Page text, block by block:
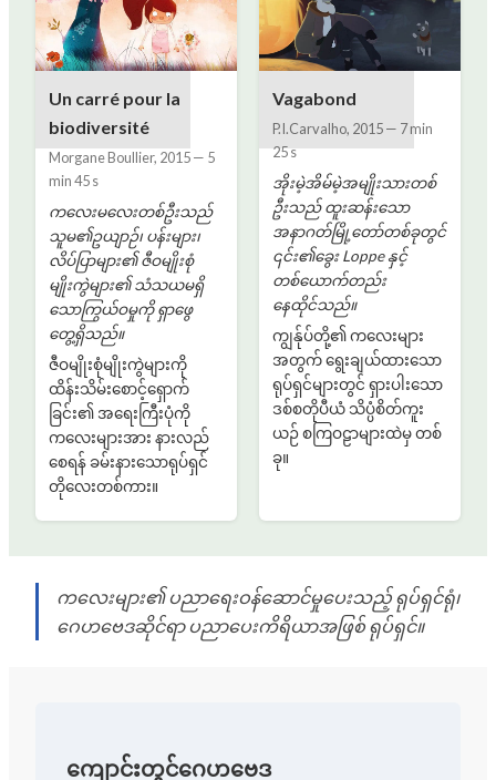
Un carré pour la
biodiversité
Morgane Boullier, 2015— 5
min 45 s
ကလေးမလေးတစ်ဦးသည်
သူမ၏ဥယျာဉ်၊ ပန်းများ၊
လိပ်ပြာများ၏ ဇီဝမျိုးစုံ
မျိုးကွဲများ၏ သံသယမရှိ
သောကြွယ်ဝမှုကို ရှာဖွေ
တွေ့ရှိသည်။
ဇီဝမျိုးစုံမျိုးကွဲများကို
ထိန်းသိမ်းစောင့်ရှောက်
ခြင်း၏ အရေးကြီးပုံကို
ကလေးများအား နားလည်
စေရန် ခမ်းနားသောရုပ်ရှင်
တိုလေးတစ်ကား။
Vagabond
P.I.Carvalho, 2015— 7 min
25 s
အိုးမဲ့အိမ်မဲ့အမျိုးသားတစ်
ဦးသည် ထူးဆန်းသော
အနာဂတ်မြို့တော်တစ်ခုတွင်
၎င်း၏ခွေး Loppe နှင့်
တစ်ယောက်တည်း
နေထိုင်သည်။
ကျွန်ုပ်တို့၏ ကလေးများ
အတွက် ရွေးချယ်ထားသော
ရုပ်ရှင်များတွင် ရှားပါးသော
ဒစ်စတိုပီယံ သိပ္ပံစိတ်ကူး
ယဉ် စကြဝဠာများထဲမှ တစ်
ခု။
ကလေးများ၏ ပညာရေးဝန်ဆောင်မှုပေးသည့် ရုပ်ရှင်ရုံ၊
ဂေဟဗေဒဆိုင်ရာ ပညာပေးကိရိယာအဖြစ် ရုပ်ရှင်။
ကျောင်းတွင်ဂေဟဗေဒ